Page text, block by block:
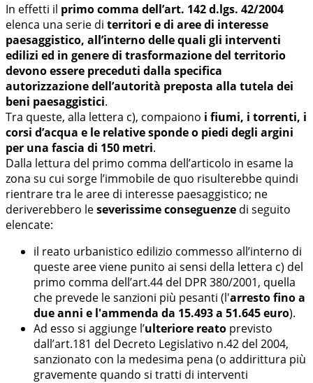
In effetti il primo comma dell’art. 142 d.lgs. 42/2004
elenca una serie di territori e di aree di interesse
paesaggistico, all’interno delle quali gli interventi
edilizi ed in genere di trasformazione del territorio
devono essere preceduti dalla specifica
autorizzazione dell’autorità preposta alla tutela dei
beni paesaggistici.
Tra queste, alla lettera c), compaiono i fiumi, i torrenti, i
corsi d’acqua e le relative sponde o piedi degli argini
per una fascia di 150 metri.
Dalla lettura del primo comma dell’articolo in esame la
zona su cui sorge l’immobile de quo risulterebbe quindi
rientrare tra le aree di interesse paesaggistico; ne
deriverebbero leseverissime conseguenze di seguito
elencate:
il reato urbanistico edilizio commesso all’interno di
queste aree viene punito ai sensi della lettera c) del
primo comma dell’art.44 del DPR 380/2001, quella
che prevede le sanzioni più pesanti (l'arresto fino a
due anni e l'ammenda da 15.493 a 51.645 euro).
Ad esso si aggiunge l’ulteriore reato previsto
dall’art.181 del Decreto Legislativo n.42 del 2004,
sanzionato con la medesima pena (o addirittura più
gravemente quando si tratti di interventi